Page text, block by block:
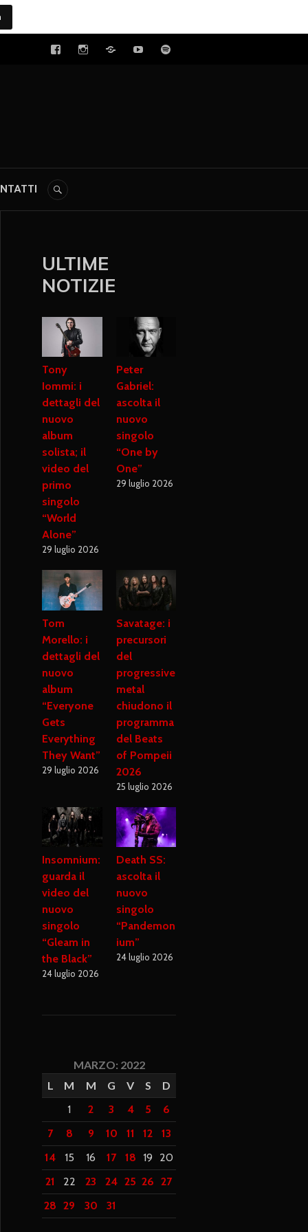
ULTIME
NOTIZIE
Tony
Iommi: i
dettagli del
nuovo
album
solista; il
video del
primo
singolo
“World
Alone”
29 luglio 2026
Peter
Gabriel:
ascolta il
nuovo
singolo
“One by
One”
29 luglio 2026
Tom
Morello: i
dettagli del
nuovo
album
“Everyone
Gets
Everything
They Want”
29 luglio 2026
Savatage: i
precursori
del
progressive
metal
chiudono il
programma
del Beats
of Pompeii
2026
25 luglio 2026
Insomnium:
guarda il
video del
nuovo
singolo
“Gleam in
the Black”
24 luglio 2026
Death SS:
ascolta il
nuovo
singolo
“Pandemon
ium”
24 luglio 2026
MARZO: 2022
L
M M G V S
D
1
2 3 4 5
6
7
8 9 10 11 12
13
14
15 16 17 18 19
20
21
22 23 24 25 26 27
28 29 30 31